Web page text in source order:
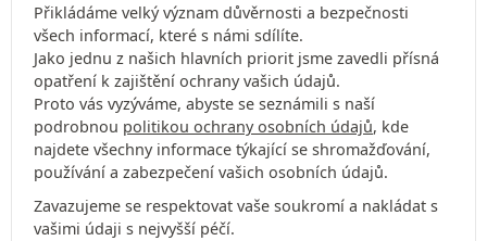
Přikládáme velký význam důvěrnosti a bezpečnosti
všech informací, které s námi sdílíte.
Jako jednu z našich hlavních priorit jsme zavedli přísná
opatření k zajištění ochrany vašich údajů.
Proto vás vyzýváme, abyste se seznámili s naší
podrobnou politikou ochrany osobních údajů, kde
najdete všechny informace týkající se shromažďování,
používání a zabezpečení vašich osobních údajů.
Zavazujeme se respektovat vaše soukromí a nakládat s
vašimi údaji s nejvyšší péčí.